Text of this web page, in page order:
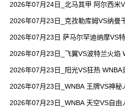
2026年07月24日_北马其甲 阿尔西米
2026年07月23日_克孜勒库姆VS纳曼
2026年07月23日 萨马尔罕迪纳摩VS
2026年07月23日_飞翼VS波特兰火焰
2026年07月23日_阳光VS狂热
2026年07月23日_WNBA 王牌VS神秘
2026年07月23日_WNBA 天空VS自由